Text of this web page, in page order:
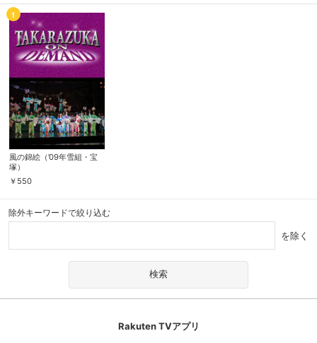
1
風の錦絵（’09年雪組・宝
塚）
￥ 550
除外キーワードで絞り込む
を除く
Rakuten TVアプリ